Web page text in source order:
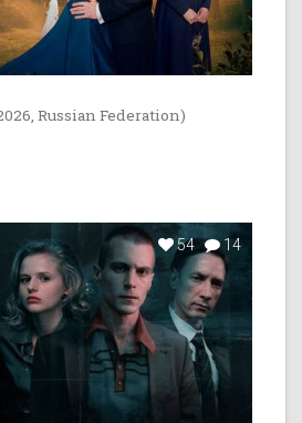
Russian Federation)
54 14